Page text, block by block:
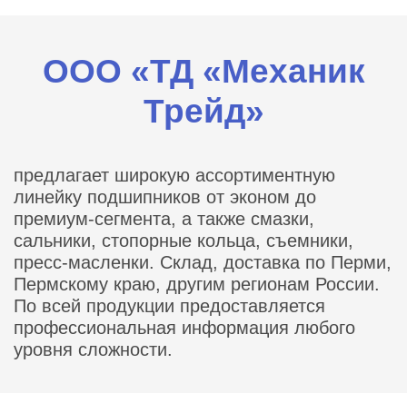
ООО «ТД «Механик
Трейд»
предлагает широкую ассортиментную
линейку подшипников от эконом до
премиум-сегмента, а также смазки,
сальники, стопорные кольца, съемники,
пресс-масленки. Склад, доставка по Перми,
Пермскому краю, другим регионам России.
По всей продукции предоставляется
профессиональная информация любого
уровня сложности.